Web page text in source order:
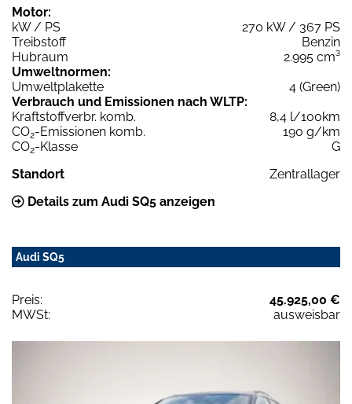
Motor:
kW / PS
270 kW / 367 PS
Treibstoff
Benzin
Hubraum
2.995 cm³
Umweltnormen:
Umweltplakette
4 (Green)
Verbrauch und Emissionen nach WLTP:
Kraftstoffverbr. komb.
8,4 l/100km
CO2-Emissionen komb.
190 g/km
CO2-Klasse
G
Standort
Zentrallager
Details zum Audi SQ5 anzeigen
Audi SQ5
Preis:
45.925,00 €
MWSt:
ausweisbar